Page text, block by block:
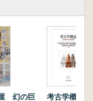
幻の巨
考古学概論